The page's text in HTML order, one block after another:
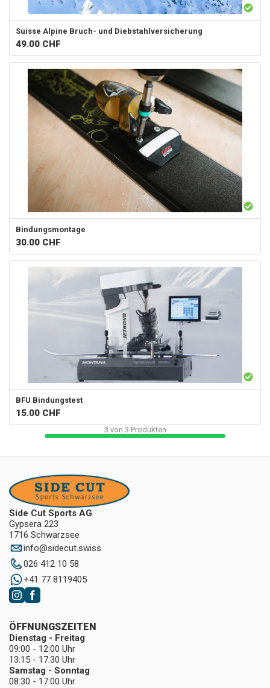
Suisse Alpine Bruch- und Diebstahlversicherung
49.00 CHF
Bindungsmontage
30.00 CHF
BFU Bindungstest
15.00 CHF
3 von 3 Produkten
Side Cut Sports AG
Gypsera 223
1716 Schwarzsee
info@sidecut.swiss
026 412 10 58
+41 77 8119405
ÖFFNUNGSZEITEN
Dienstag - Freitag
09:00 - 12:00 Uhr
13:15 - 17:30 Uhr
Samstag - Sonntag
08:30 - 17:00 Uhr